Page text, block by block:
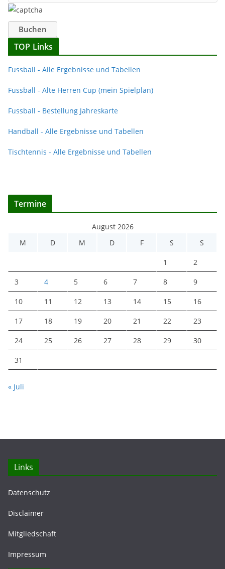
TOP Links
Fussball - Alle Ergebnisse und Tabellen
Fussball - Alte Herren Cup (mein Spielplan)
Fussball - Bestellung Jahreskarte
Handball - Alle Ergebnisse und Tabellen
Tischtennis - Alle Ergebnisse und Tabellen
Termine
August 2026
M
D M D F S S
1 2
3 4 5 6 7 8 9
10 11 12 13 14 15 16
17 18 19 20 21 22 23
24 25 26 27 28 29 30
31
« Juli
Links
Datenschutz
Disclaimer
Mitgliedschaft
Impressum